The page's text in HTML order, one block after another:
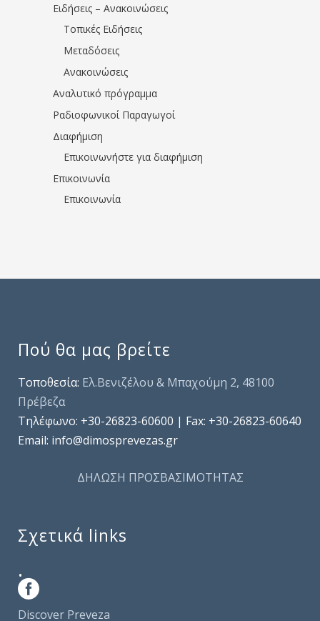
Ειδήσεις – Ανακοινώσεις
Τοπικές Ειδήσεις
Μεταδόσεις
Ανακοινώσεις
Αναλυτικό πρόγραμμα
Ραδιοφωνικοί Παραγωγοί
Διαφήμιση
Επικοινωνήστε για διαφήμιση
Επικοινωνία
Επικοινωνία
Πού θα μας βρείτε
Τοποθεσία: Ελ.Βενιζέλου & Μπαχούμη 2, 48100
Πρέβεζα
Τηλέφωνo: +30-26823-60600 | Fax: +30-26823-60640
Email: info@dimosprevezas.gr
ΔΗΛΩΣΗ ΠΡΟΣΒΑΣΙΜΟΤΗΤΑΣ
Σχετικά links
.
Discover Preveza